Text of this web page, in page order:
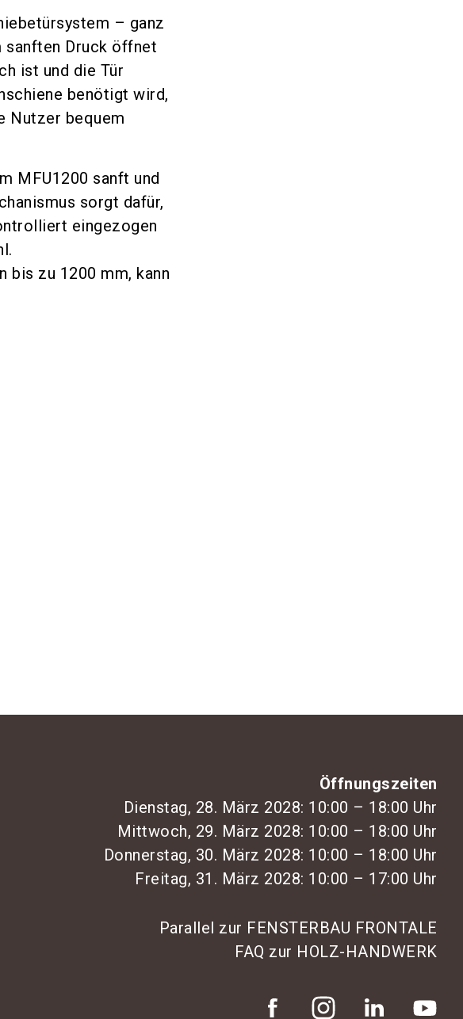
– ganz
sanften Druck öffnet
ist und die Tür
benötigt wird,
Nutzer bequem
MFU1200 sanft und
sorgt dafür,
eingezogen
bis zu 1200 mm, kann
Öffnungszeiten
Dienstag, 28. März 2028: 10:00 – 18:00 Uhr
Mittwoch, 29. März 2028: 10:00 – 18:00 Uhr
Donnerstag, 30. März 2028: 10:00 – 18:00 Uhr
Freitag, 31. März 2028: 10:00 – 17:00 Uhr
Parallel zur FENSTERBAU FRONTALE
FAQ zur HOLZ-HANDWERK